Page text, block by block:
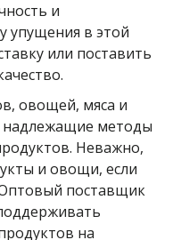
и
упущения в этой
или поставить
овощей, мяса и
надлежащие методы
Неважно,
и овощи, если
поставщик
на